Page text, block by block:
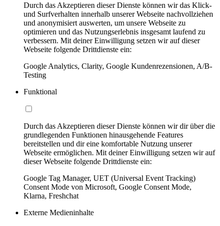
Durch das Akzeptieren dieser Dienste können wir das Klick-
und Surfverhalten innerhalb unserer Webseite nachvollziehen
und anonymisiert auswerten, um unsere Webseite zu
optimieren und das Nutzungserlebnis insgesamt laufend zu
verbessern. Mit deiner Einwilligung setzen wir auf dieser
Webseite folgende Drittdienste ein:
Google Analytics, Clarity, Google Kundenrezensionen, A/B-
Testing
Funktional
Durch das Akzeptieren dieser Dienste können wir dir über die
grundlegenden Funktionen hinausgehende Features
bereitstellen und dir eine komfortable Nutzung unserer
Webseite ermöglichen. Mit deiner Einwilligung setzen wir auf
dieser Webseite folgende Drittdienste ein:
Google Tag Manager, UET (Universal Event Tracking)
Consent Mode von Microsoft, Google Consent Mode,
Klarna, Freshchat
Externe Medieninhalte